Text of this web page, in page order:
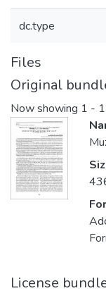
dc.type
Files
Original
Now showing 1 -
License